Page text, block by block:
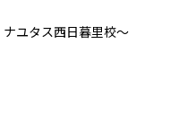
ユタス西日暮里校～